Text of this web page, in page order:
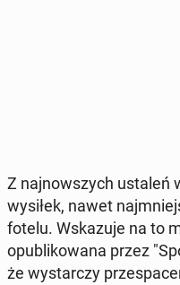
Z naj­now­szych ustaleń
wysiłek, nawet
fotelu. Wska­zu­je na to
opu­bli­ko­wa­na przez
że wy­star­czy